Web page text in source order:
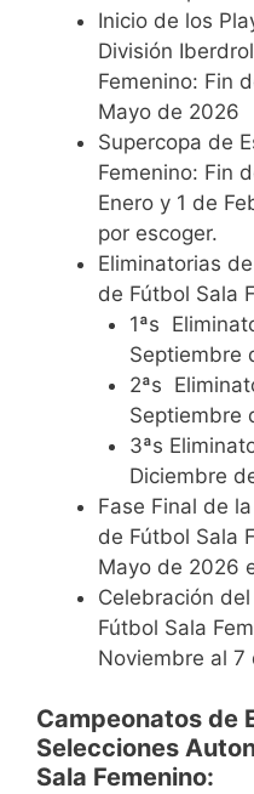
Inicio de los
División
Femenino: Fin
Mayo de 2026
Supercopa de
Femenino: Fin
Enero y 1 de
por escoger.
Eliminatorias
de Fútbol Sala
1ªs
Septiembre
2ªs
Septiembre
3ªs
Diciembre
Fase Final de
de Fútbol Sala
Mayo de 2026
Celebración
Fútbol Sala
Noviembre al
Campeonatos de
Selecciones
Sala Femenino: